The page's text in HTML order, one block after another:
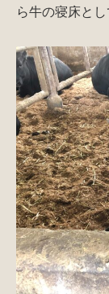
ら牛の寝床と